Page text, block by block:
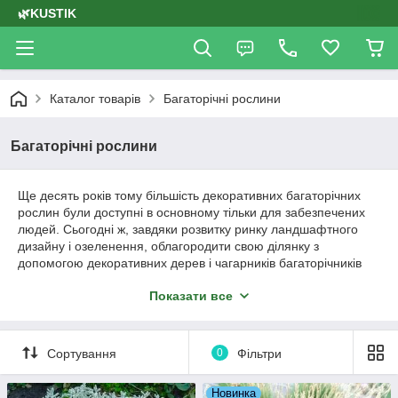
🌿KUSTIK
Каталог товарів Багаторічні рослини
Багаторічні рослини
Ще десять років тому більшість декоративних багаторічних
рослин були доступні в основному тільки для забезпечених
людей. Сьогодні ж, завдяки розвитку ринку ландшафтного
дизайну і озеленення, облагородити свою ділянку з
допомогою декоративних дерев і чагарників багаторічників
Одним з найбільш затребуваних і популярних видів
для облаштування клумб в саду або дачі. Різноманітність
видів, які мають різне забарвлення, форму квітів і періоди
цвітіння, дозволяє створити по-справжньому індивідуальний
Показати все
Сортування 0 Фільтри
Новинка